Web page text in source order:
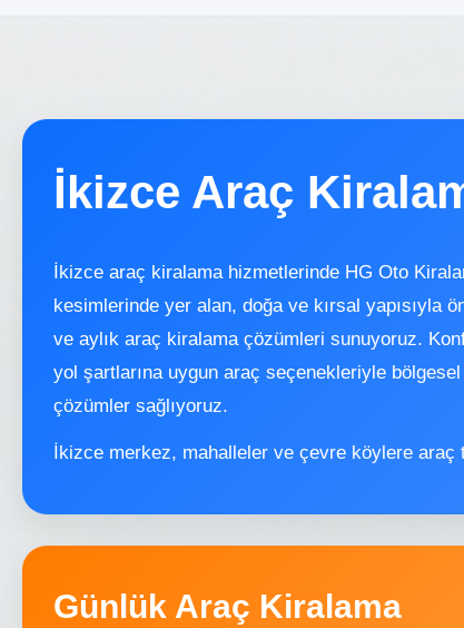
İkizce Araç
İkizce araç kiralama hizmetlerinde HG Oto
kesimlerinde yer alan, doğa ve kırsal yapısıyla
ve aylık araç kiralama çözümleri sunuyoruz.
yol şartlarına uygun araç seçenekleriyle
çözümler sağlıyoruz.
İkizce merkez, mahalleler ve çevre köylere araç
Günlük Araç Kiralama